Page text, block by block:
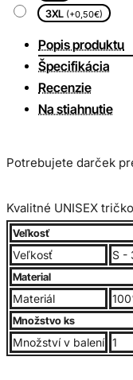
3XL (+0,50€)
Popis produktu
Špecifikácia
Recenzie
Na stiahnutie
Potrebujete darček
Kvalitné UNISEX
rukávy, okrúhly golier.
Veľkostná tabuľka:
Veľkosť
Veľkosť S -
Material
Materiál
Množstvo ks
Množství v balení 1